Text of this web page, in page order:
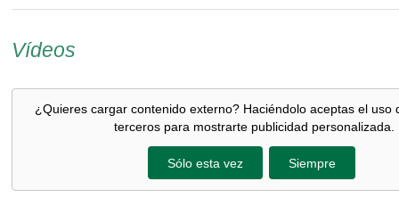
Vídeos
¿Quieres cargar contenido externo? Haciéndolo aceptas el uso
terceros para mostrarte publicidad personalizada.
Sólo esta vez Siempre